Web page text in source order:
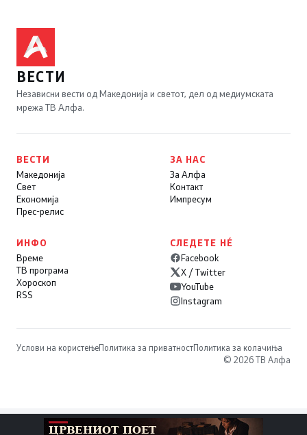
ВЕСТИ
Независни вести од Македонија и светот, дел од медиумската
мрежа ТВ Алфа.
ВЕСТИ
Македонија
Свет
Економија
Прес-релис
ЗА НАС
За Алфа
Контакт
Импресум
ИНФО
Време
ТВ програма
Хороскоп
RSS
СЛЕДЕТЕ НÉ
Facebook
X / Twitter
YouTube
Instagram
Услови на користењеПолитика за приватностПолитика за колачиња
© 2026 ТВ Алфа